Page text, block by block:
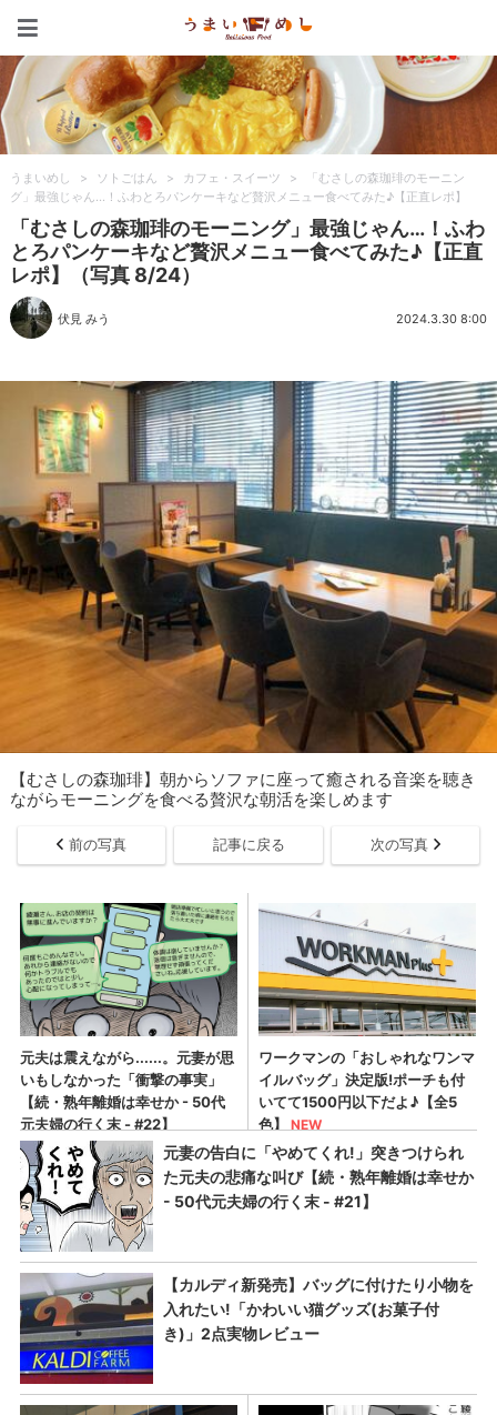
うまいめし > ソトごはん > カフェ・スイーツ >
「むさしの森珈琲のモーニン
グ」最強じゃん…！ふわとろパンケーキなど贅沢メニュー食べてみた♪【正直レポ】
「むさしの森珈琲のモーニング」最強じゃん…！ふわ
とろパンケーキなど贅沢メニュー食べてみた♪【正直
レポ】（写真 8/24）
伏見 みう 2024.3.30 8:00
【むさしの森珈琲】朝からソファに座って癒される音楽を聴き
ながらモーニングを食べる贅沢な朝活を楽しめます
前の写真 記事に戻る 次の写真